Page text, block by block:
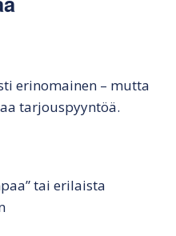
erinomainen – mutta
tarjouspyyntöä.
tai erilaista